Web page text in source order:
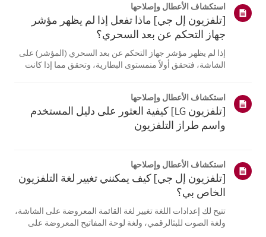
تختلف الصور أو ا...
استكشاف الأعطال وإصلاحها
[تلفزيون إل جي] ماذا تفعل إذا لم يظهر مؤشر
جهاز التحكم عن بعد السحري؟
إذا لم يظهر مؤشر جهاز التحكم عن بعد السحري (المؤشر) على
الشاشة، فتحقق أولاً منمستوى البطارية، وتحقق مما إذا كانت
التلفزيون. أعد تسج...
استكشاف الأعطال وإصلاحها
[تلفزيون LG] كيفية العثور على دليل المستخدم
واسم طراز التلفزيون
استكشاف الأعطال وإصلاحها
[تلفزيون إل جي] كيف يمكنني تغيير لغة التلفزيون
الخاص بي؟
تتيح لك إعدادات اللغة تغيير لغة القائمة المعروضة على الشاشة،
ولغة الصوت للبثالرقمي، ولغة لوحة المفاتيح المعروضة على